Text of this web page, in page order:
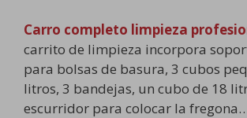
Carro completo limpieza
carrito de limpieza incorpora
para bolsas de basura, 3 cubos
litros, 3 bandejas, un cubo de 18
escurridor para colocar la